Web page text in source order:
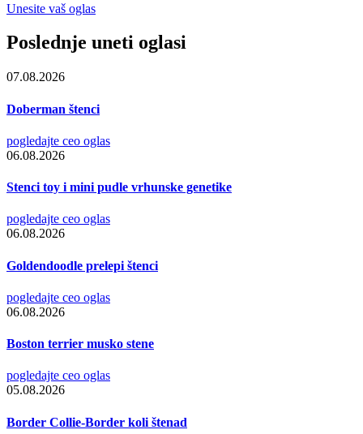
Unesite vaš oglas
Poslednje uneti oglasi
07.08.2026
Doberman štenci
pogledajte ceo oglas
06.08.2026
Stenci toy i mini pudle vrhunske genetike
pogledajte ceo oglas
06.08.2026
Goldendoodle prelepi štenci
pogledajte ceo oglas
06.08.2026
Boston terrier musko stene
pogledajte ceo oglas
05.08.2026
Border Collie-Border koli štenad